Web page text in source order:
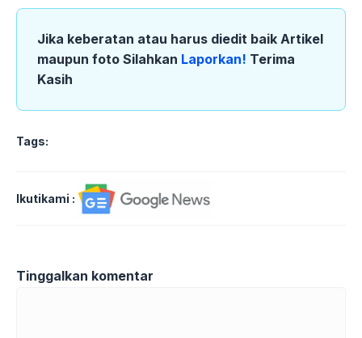
Jika keberatan atau harus diedit baik Artikel
maupun foto Silahkan Laporkan! Terima
Kasih
Tags:
Ikutikami :
Tinggalkan komentar